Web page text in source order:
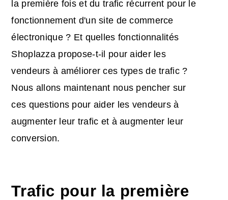
la première fois et du trafic récurrent pour le
fonctionnement d'un site de commerce
électronique ? Et quelles fonctionnalités
Shoplazza propose-t-il pour aider les
vendeurs à améliorer ces types de trafic ?
Nous allons maintenant nous pencher sur
ces questions pour aider les vendeurs à
augmenter leur trafic et à augmenter leur
conversion.
Trafic pour la première